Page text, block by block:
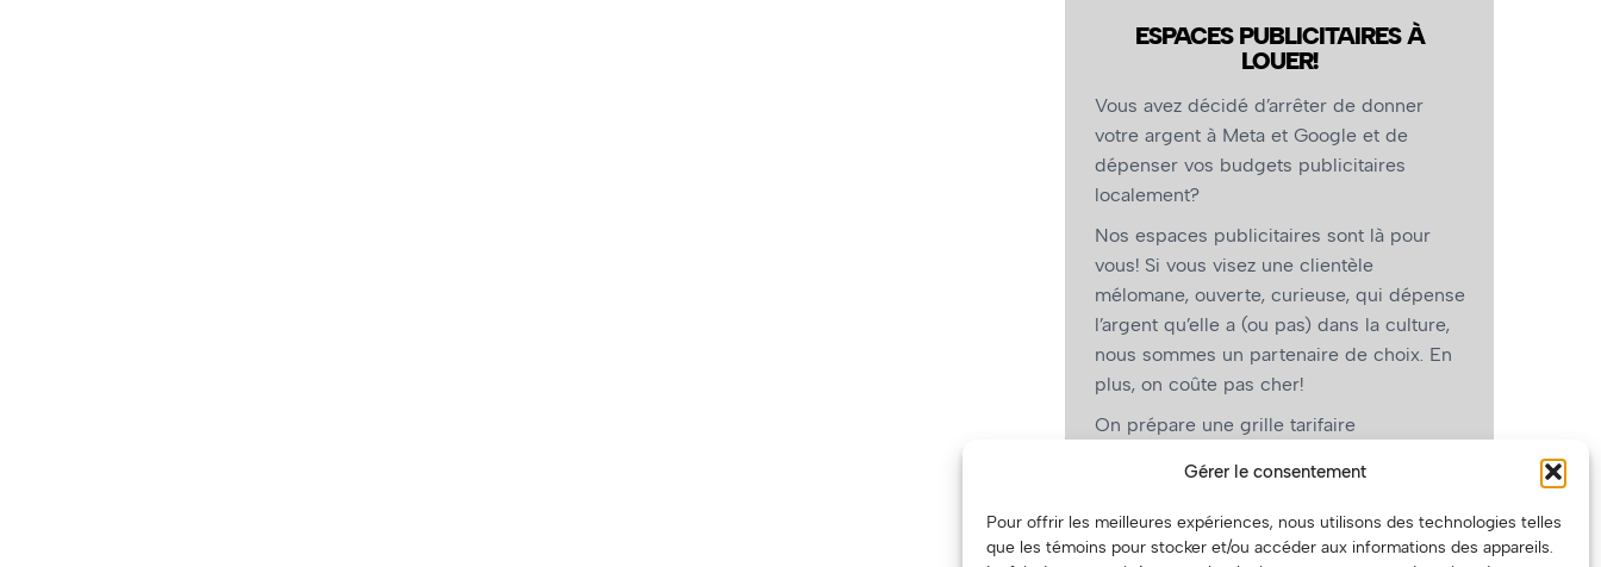
Gérer le consentement
Pour offrir les meilleures expériences, nous utilisons des technologies telles
que les témoins pour stocker et/ou accéder aux informations des appareils.
ESPACES PUBLICITAIRES À
LOUER!
Vous avez décidé d’arrêter de donner
votre argent à Meta et Google et de
dépenser vos budgets publicitaires
localement?
Nos espaces publicitaires sont là pour
vous! Si vous visez une clientèle
mélomane, ouverte, curieuse, qui dépense
l’argent qu’elle a (ou pas) dans la culture,
nous sommes un partenaire de choix. En
plus, on coûte pas cher!
On prépare une grille tarifaire
vous, les artistes!)